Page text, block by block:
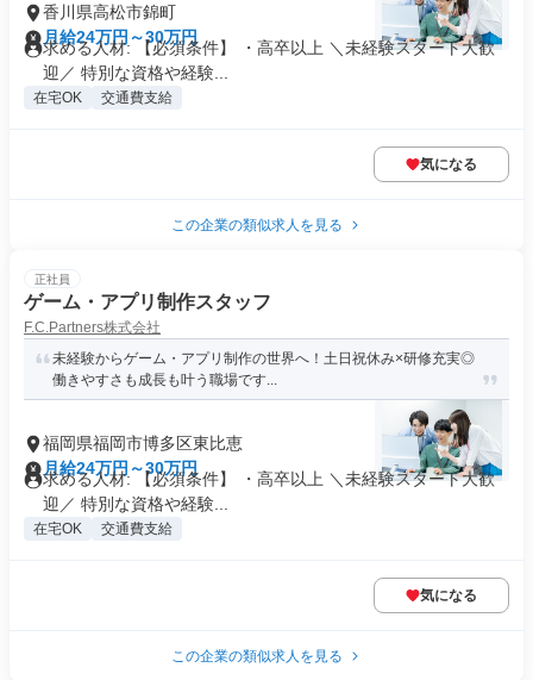
香川県高松市錦町
月給24万円～30万円
求める人材: 【必須条件】 ・高卒以上 ＼未経験スタート大歓
迎／ 特別な資格や経験...
在宅OK 交通費支給
気になる
この企業の類似求人を見る
正社員
ゲーム・アプリ制作スタッフ
F.C.Partners株式会社
未経験からゲーム・アプリ制作の世界へ！土日祝休み×研修充実◎
働きやすさも成長も叶う職場です...
福岡県福岡市博多区東比恵
月給24万円～30万円
求める人材: 【必須条件】 ・高卒以上 ＼未経験スタート大歓
迎／ 特別な資格や経験...
在宅OK 交通費支給
気になる
この企業の類似求人を見る